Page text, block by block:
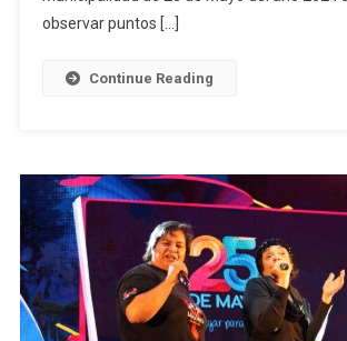
Mayo
observar puntos […]
Continue Reading